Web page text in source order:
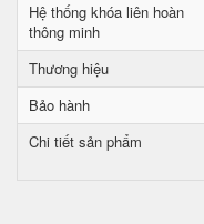
Hệ thống khóa liên hoàn
thông minh
Thương hiệu
Bảo hành
Chi tiết sản phẩm